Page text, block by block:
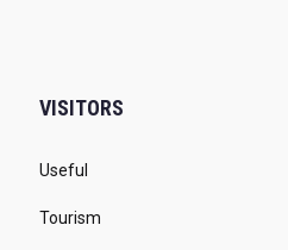
VISITORS
Useful
Tourism